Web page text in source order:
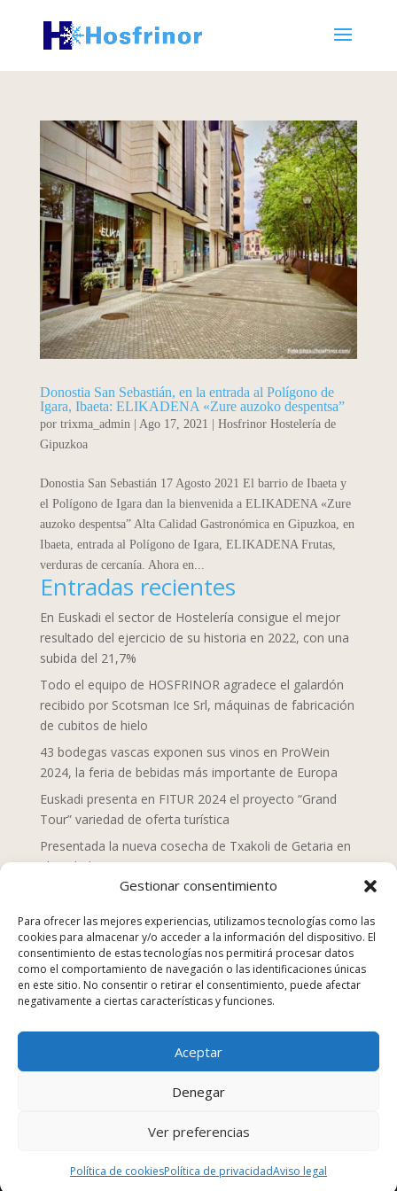
Gestionar consentimiento
Para ofrecer las mejores experiencias, utilizamos tecnologías como las
cookies para almacenar y/o acceder a la información del dispositivo. El
consentimiento de estas tecnologías nos permitirá procesar datos
como el comportamiento de navegación o las identificaciones únicas
en este sitio. No consentir o retirar el consentimiento, puede afectar
negativamente a ciertas características y funciones.
Aceptar
Denegar
Ver preferencias
Política de cookiesPolítica de privacidadAviso legal
Donostia San Sebastián, en la entrada al Polígono de
Igara, Ibaeta: ELIKADENA «Zure auzoko despentsa”
por trixma_admin Ago 17, 2021
Hosfrinor Hostelería de
Gipuzkoa
Donostia San Sebastián 17 Agosto 2021 El barrio de Ibaeta y
el Polígono de Igara dan la bienvenida a ELIKADENA «Zure
auzoko despentsa” Alta Calidad Gastronómica en Gipuzkoa, en
Ibaeta, entrada al Polígono de Igara, ELIKADENA Frutas,
verduras de cercanía. Ahora en...
Entradas recientes
En Euskadi el sector de Hostelería consigue el mejor
resultado del ejercicio de su historia en 2022, con una
subida del 21,7%
Todo el equipo de HOSFRINOR agradece el galardón
recibido por Scotsman Ice Srl, máquinas de fabricación
de cubitos de hielo
43 bodegas vascas exponen sus vinos en ProWein
2024, la feria de bebidas más importante de Europa
Euskadi presenta en FITUR 2024 el proyecto “Grand
Tour” variedad de oferta turística
Presentada la nueva cosecha de Txakoli de Getaria en
el Txakolin Eguna 2024
Doce chefs de Mahaia despliegan una nueva mirada
sobre la gastronomía vasca
San Sebastián Gastronomika Euskadi Basque Country
2023, campaña “La comida no se tira”
Los establecimientos de hostelería suponen el 25% de
los equipamientos y servicios en Euskadi en 2022
Euskadi Gastronomika, turismo gastronómico
sostenible, nuevo sitio web
Diseñado por Trixma